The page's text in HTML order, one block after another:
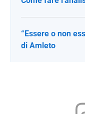
“Essere o non
di Amleto